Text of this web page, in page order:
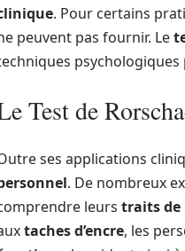
. Pour certains
peuvent pas fournir. Le
Test de
ses applications
. De nombreux
leurs traits de
taches d’encre, les